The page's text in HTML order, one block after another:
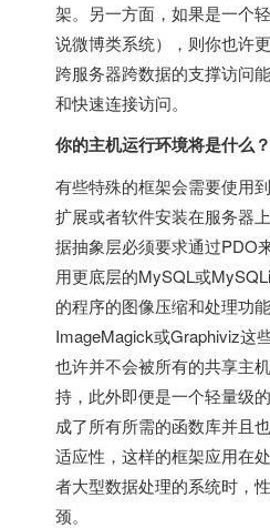
架。另一方面，如果是一个
说微博类系统），则你也许
跨服务器跨数据的支撑访问
和快速连接访问。
你的主机运行环境将是什么？
有些特殊的框架会需要使用
扩展或者软件安装在服务器
据抽象层必须要求通过PDO
用更底层的MySQL或
的程序的图像压缩和处理功
ImageMagick或Graphiviz这
也许并不会被所有的共享主
持，此外即便是一个轻量级
成了所有所需的函数库并且
适应性，这样的框架应用在
者大型数据处理的系统时，
颈。